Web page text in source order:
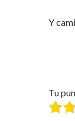
Y
Tu